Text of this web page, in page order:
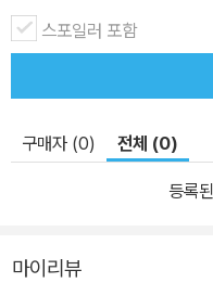
서 이루어진 미국의 핵 폭발
섬에서 유래되었다. 이후 비
로 인정받아 2010년 유네스코 세
스포일러 포함
구매자 (0) 전체 (0)
등록
마이리뷰